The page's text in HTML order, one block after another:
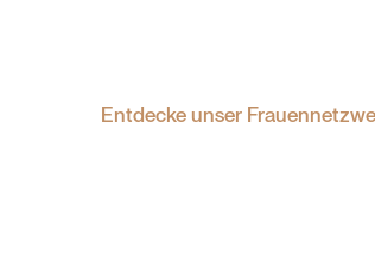
Entdecke unser